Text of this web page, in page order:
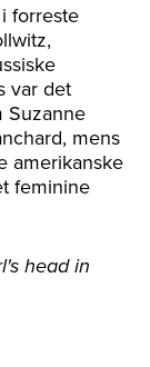
forreste
var det
Suzanne
mens
amerikanske
feminine
head in